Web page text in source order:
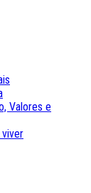
Valores e
viver